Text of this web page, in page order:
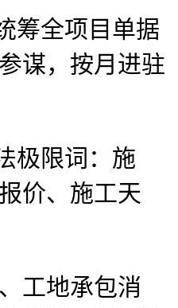
筹全项目单据
谋，按月进驻
极限词：施
价、施工天
工地承包消